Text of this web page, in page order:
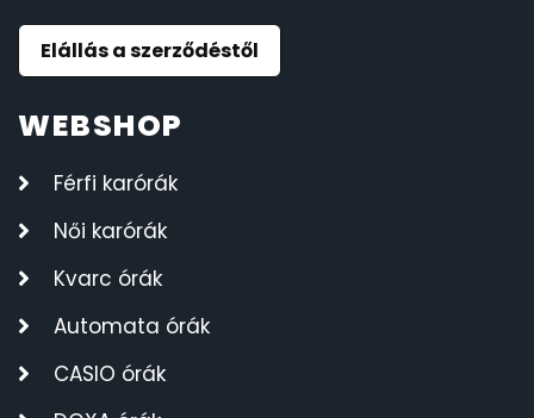
Elállás a szerződéstől
WEBSHOP
Férfi karórák
Női karórák
Kvarc órák
Automata órák
CASIO órák